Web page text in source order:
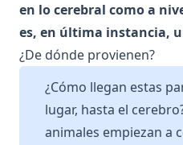
en lo cerebral como a
es, en última instancia,
¿De dónde provienen?
¿Cómo llegan estas
lugar, hasta el
animales empiezan a